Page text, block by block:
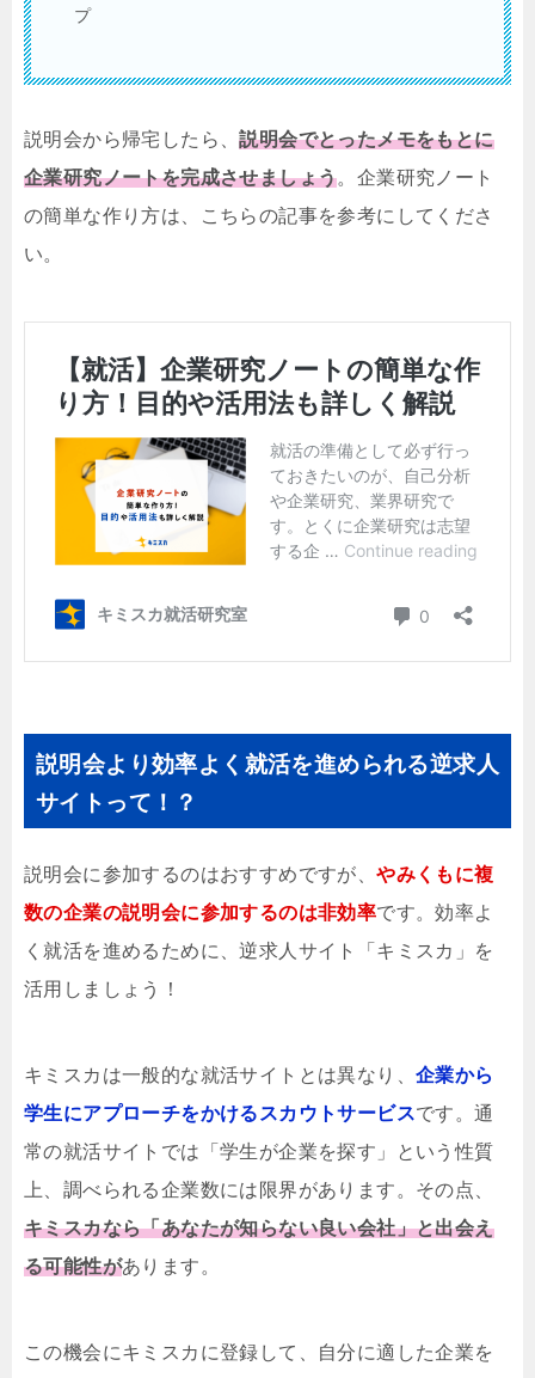
プ
説明会から帰宅したら、説明会でとったメモをもとに
企業研究ノートを完成させましょう。企業研究ノート
の簡単な作り方は、こちらの記事を参考にしてくださ
い。
説明会より効率よく就活を進められる逆求人
サイトって！？
説明会に参加するのはおすすめですが、やみくもに複
数の企業の説明会に参加するのは非効率です。効率よ
く就活を進めるために、逆求人サイト「キミスカ」を
活用しましょう！
キミスカは一般的な就活サイトとは異なり、 企業から
学生にアプローチをかけるスカウトサービスです。通
常の就活サイトでは「学生が企業を探す」という性質
上、調べられる企業数には限界があります。その点、
キミスカなら「あなたが知らない良い会社」と出会え
る可能性があります。
この機会にキミスカに登録して、自分に適した企業を